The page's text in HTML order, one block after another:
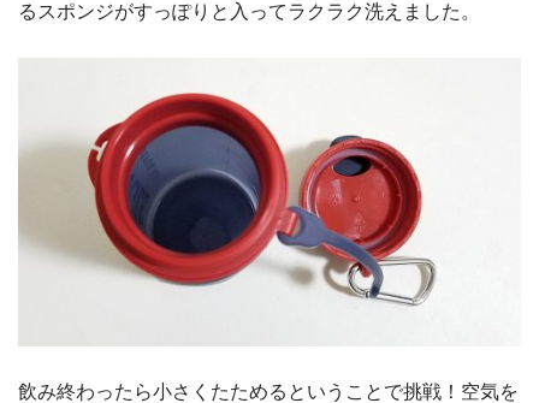
るスポンジがすっぽりと入ってラクラク洗えました。
飲み終わったら小さくたためるということで挑戦！空気を